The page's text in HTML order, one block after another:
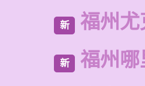
新 福州尤
新 福州哪